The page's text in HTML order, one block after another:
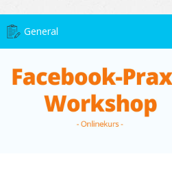
General